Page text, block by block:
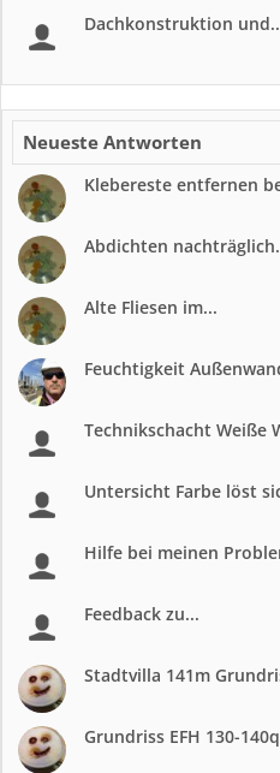
Dachkonstruktion
Neueste Antworten
Klebereste entfernen
Abdichten
Alte Fliesen im...
Feuchtigkeit
Technikschacht Weiße
Untersicht Farbe löst
Hilfe bei meinen
Feedback zu...
Stadtvilla 141m
Grundriss EFH 130-